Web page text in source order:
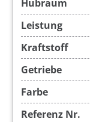
Hubraum
Leistung
Kraftstoff
Getriebe
Farbe
Referenz Nr.